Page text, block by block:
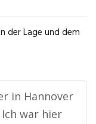
der Lage und dem
in Hannover
war hier